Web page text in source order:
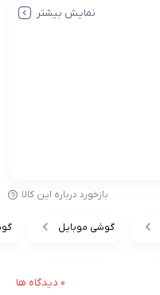
نمایش بیشتر
بازخورد درباره این کالا
گوشی موبایل
0 دیدگاه ها